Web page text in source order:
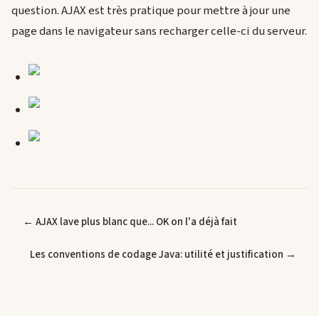
question. AJAX est très pratique pour mettre à jour une
page dans le navigateur sans recharger celle-ci du serveur.
← AJAX lave plus blanc que... OK on l'a déjà fait
Les conventions de codage Java: utilité et justification →